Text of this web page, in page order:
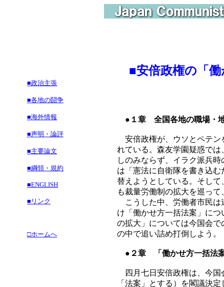
■政治主張
■各地の闘争
■海外情報
■声明・論評
■主要論文
■綱領・規約
■ENGLISH
■リンク
□ホームへ
■安倍政権の「
●１章 全国各地の職場・
安倍政権が、ウソとペテン
れている。森友学園疑惑で
しのみならず、イラク派兵
は「憲法に自衛隊を書き込
替えようとしている。そし
も裁量労働制の拡大を巡っ
こうした中、労働者市民は
け「働かせ方一括法案」に
の拡大」については今国会
の中で追い詰め打倒しよう。
●２章 「働かせ方一括法
四月七日安倍政権は、今国
「法案」とする）を閣議決